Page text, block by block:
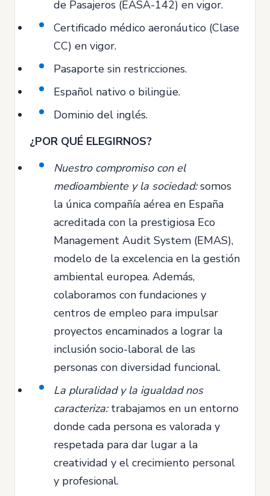
de Pasajeros (EASA-142) en vigor.
Certificado médico aeronáutico (Clase
CC) en vigor.
Pasaporte sin restricciones.
Español nativo o bilingüe.
Dominio del inglés.
¿POR QUÉ ELEGIRNOS?
Nuestro compromiso con el
medioambiente y la sociedad:somos
la única compañía aérea en España
acreditada con la prestigiosa Eco
Management Audit System (EMAS),
modelo de la excelencia en la gestión
ambiental europea. Además,
colaboramos con fundaciones y
centros de empleo para impulsar
proyectos encaminados a lograr la
inclusión socio-laboral de las
personas con diversidad funcional.
La pluralidad y la igualdad nos
caracteriza:trabajamos en un entorno
donde cada persona es valorada y
respetada para dar lugar a la
creatividad y el crecimiento personal
y profesional.